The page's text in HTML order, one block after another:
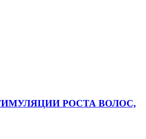
РОСТА ВОЛОС,